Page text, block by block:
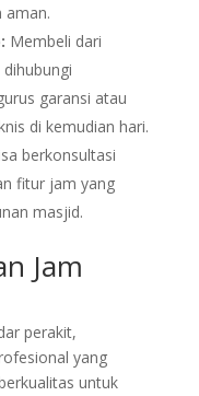
aman.
Membeli dari
garansi atau
di kemudian hari.
berkonsultasi
fitur jam yang
masjid.
Jam
perakit,
yang
untuk